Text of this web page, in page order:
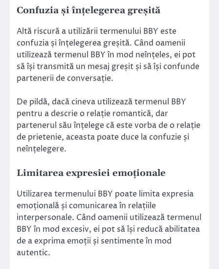
Confuzia și înțelegerea greșită
Altă riscură a utilizării termenului BBY este
confuzia și înțelegerea greșită. Când oamenii
utilizează termenul BBY în mod neînțeles, ei pot
să își transmită un mesaj greșit și să își confunde
partenerii de conversație.
De pildă, dacă cineva utilizează termenul BBY
pentru a descrie o relație romantică, dar
partenerul său înțelege că este vorba de o relație
de prietenie, aceasta poate duce la confuzie și
neînțelegere.
Limitarea expresiei emoționale
Utilizarea termenului BBY poate limita expresia
emoțională și comunicarea în relațiile
interpersonale. Când oamenii utilizează termenul
BBY în mod excesiv, ei pot să își reducă abilitatea
de a exprima emoții și sentimente în mod
autentic.